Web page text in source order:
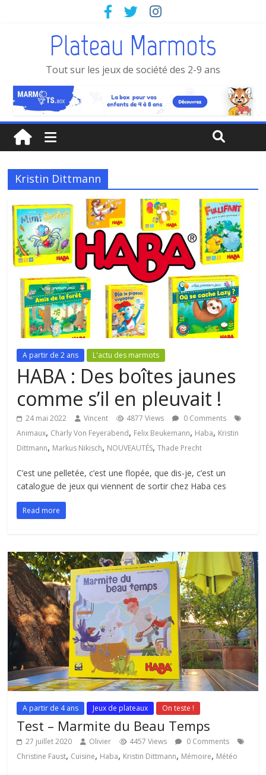
Plateau Marmots
Tout sur les jeux de société des 2-9 ans
Kristin Dittmann
A partir de 2 ans L'actu des marmots
HABA : Des boîtes jaunes
comme s’il en pleuvait !
24 mai 2022 Vincent 4877 Views
0 Comments
Animaux, Charly Von Feyerabend, Felix Beukemann, Haba, Kristin
Dittmann, Markus Nikisch, NOUVEAUTÉS,Thade Precht
C’est une pelletée, c’est une flopée, que dis-je, c’est un
catalogue de jeux qui viennent de sortir chez Haba ces
Read more
A partir de 4 ans Jeux de plateaux On teste !
Test – Marmite du Beau Temps
27 juillet 2020 Olivier 4457 Views
0 Comments
Christine Faust, Cuisine, Haba, Kristin Dittmann, Mémoire, Météo